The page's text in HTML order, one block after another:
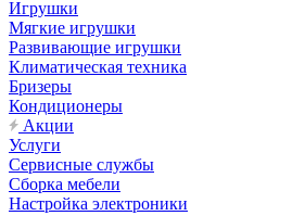
Игрушки
Мягкие игрушки
Развивающие игрушки
Климатическая техника
Бризеры
Кондиционеры
Акции
Услуги
Сервисные службы
Сборка мебели
Настройка электроники